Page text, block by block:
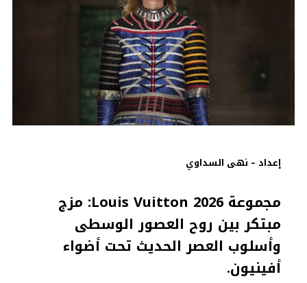
إعداد – نهى السداوي
مجموعة Louis Vuitton
2026: مزج
مبتكر بين روح العصور الوسطى
وأسلوب العصر الحديث تحت أضواء
أفينيون.